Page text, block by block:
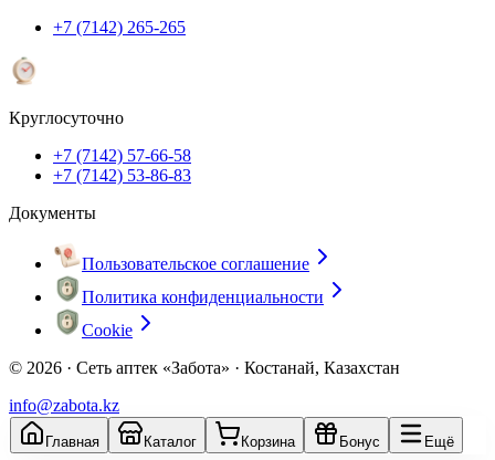
+7 (7142) 265-265
Круглосуточно
+7 (7142) 57-66-58
+7 (7142) 53-86-83
Документы
Пользовательское соглашение
Политика конфиденциальности
Cookie
© 2026 · Сеть аптек «Забота» · Костанай, Казахстан
info@zabota.kz
Главная Каталог Корзина Бонус Ещё